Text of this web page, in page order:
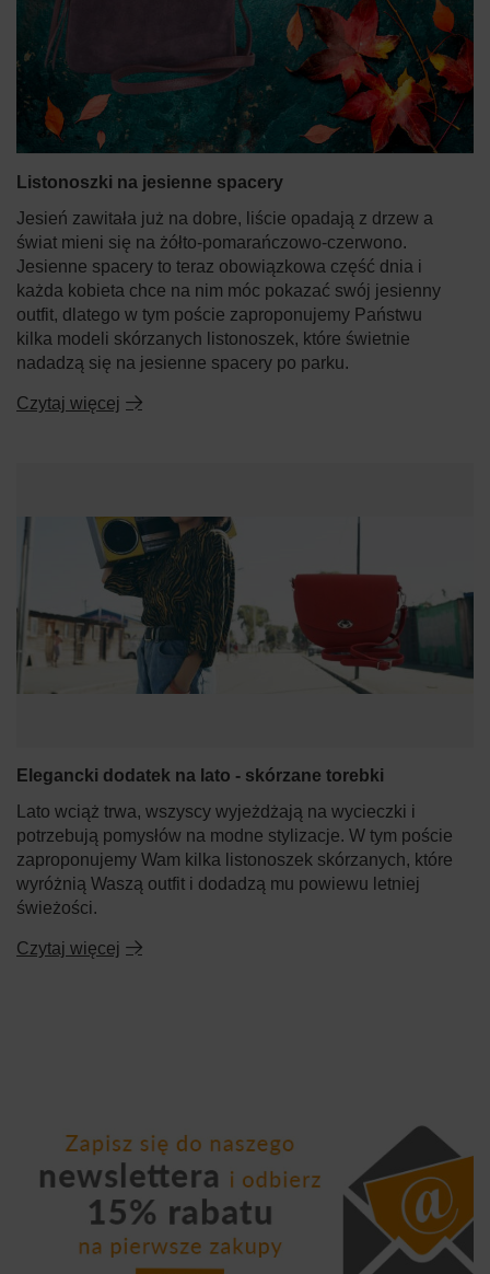
Listonoszki na jesienne spacery
Jesień zawitała już na dobre, liście opadają z drzew a
świat mieni się na żółto-pomarańczowo-czerwono.
Jesienne spacery to teraz obowiązkowa część dnia i
każda kobieta chce na nim móc pokazać swój jesienny
outfit, dlatego w tym poście zaproponujemy Państwu
kilka modeli skórzanych listonoszek, które świetnie
nadadzą się na jesienne spacery po parku.
Czytaj więcej
Elegancki dodatek na lato - skórzane torebki
Lato wciąż trwa, wszyscy wyjeżdżają na wycieczki i
potrzebują pomysłów na modne stylizacje. W tym poście
zaproponujemy Wam kilka listonoszek skórzanych, które
wyróżnią Waszą outfit i dodadzą mu powiewu letniej
świeżości.
Czytaj więcej